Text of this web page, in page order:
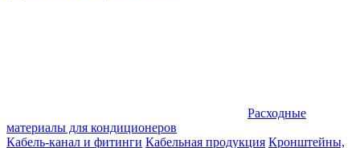
Расходные
материалы для кондиционеров
Кабель-канал и фитинги Кабельная продукция Кронштейны,